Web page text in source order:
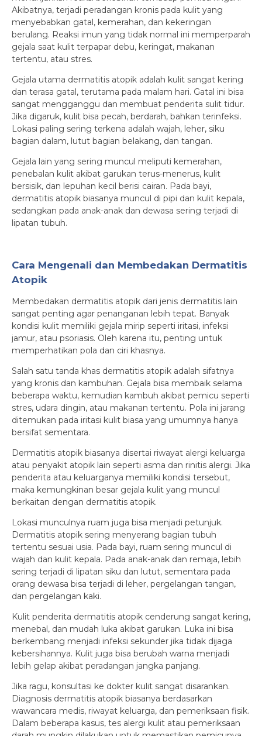
Akibatnya, terjadi peradangan kronis pada kulit yang
menyebabkan gatal, kemerahan, dan kekeringan
berulang. Reaksi imun yang tidak normal ini memperparah
gejala saat kulit terpapar debu, keringat, makanan
tertentu, atau stres.
Gejala utama dermatitis atopik adalah kulit sangat kering
dan terasa gatal, terutama pada malam hari. Gatal ini bisa
sangat mengganggu dan membuat penderita sulit tidur.
Jika digaruk, kulit bisa pecah, berdarah, bahkan terinfeksi.
Lokasi paling sering terkena adalah wajah, leher, siku
bagian dalam, lutut bagian belakang, dan tangan.
Gejala lain yang sering muncul meliputi kemerahan,
penebalan kulit akibat garukan terus-menerus, kulit
bersisik, dan lepuhan kecil berisi cairan. Pada bayi,
dermatitis atopik biasanya muncul di pipi dan kulit kepala,
sedangkan pada anak-anak dan dewasa sering terjadi di
lipatan tubuh.
Cara Mengenali dan Membedakan Dermatitis
Atopik
Membedakan dermatitis atopik dari jenis dermatitis lain
sangat penting agar penanganan lebih tepat. Banyak
kondisi kulit memiliki gejala mirip seperti iritasi, infeksi
jamur, atau psoriasis. Oleh karena itu, penting untuk
memperhatikan pola dan ciri khasnya.
Salah satu tanda khas dermatitis atopik adalah sifatnya
yang kronis dan kambuhan. Gejala bisa membaik selama
beberapa waktu, kemudian kambuh akibat pemicu seperti
stres, udara dingin, atau makanan tertentu. Pola ini jarang
ditemukan pada iritasi kulit biasa yang umumnya hanya
bersifat sementara.
Dermatitis atopik biasanya disertai riwayat alergi keluarga
atau penyakit atopik lain seperti asma dan rinitis alergi. Jika
penderita atau keluarganya memiliki kondisi tersebut,
maka kemungkinan besar gejala kulit yang muncul
berkaitan dengan dermatitis atopik.
Lokasi munculnya ruam juga bisa menjadi petunjuk.
Dermatitis atopik sering menyerang bagian tubuh
tertentu sesuai usia. Pada bayi, ruam sering muncul di
wajah dan kulit kepala. Pada anak-anak dan remaja, lebih
sering terjadi di lipatan siku dan lutut, sementara pada
orang dewasa bisa terjadi di leher, pergelangan tangan,
dan pergelangan kaki.
Kulit penderita dermatitis atopik cenderung sangat kering,
menebal, dan mudah luka akibat garukan. Luka ini bisa
berkembang menjadi infeksi sekunder jika tidak dijaga
kebersihannya. Kulit juga bisa berubah warna menjadi
lebih gelap akibat peradangan jangka panjang.
Jika ragu, konsultasi ke dokter kulit sangat disarankan.
Diagnosis dermatitis atopik biasanya berdasarkan
wawancara medis, riwayat keluarga, dan pemeriksaan fisik.
Dalam beberapa kasus, tes alergi kulit atau pemeriksaan